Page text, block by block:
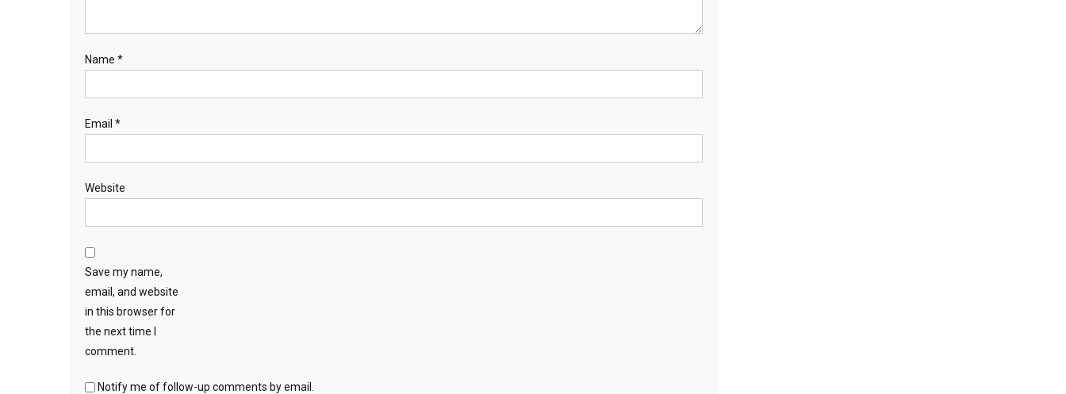
Name *
Email *
Website
Save my name,
email, and website
in this browser for
the next time I
comment.
Notify me of follow-up comments by email.